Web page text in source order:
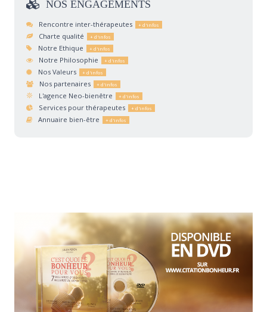
NOS ENGAGEMENTS
Rencontre inter-thérapeutes
Charte qualité
Notre Ethique
Notre Philosophie
Nos Valeurs
Nos partenaires
L'agence Neo-bienêtre
Services pour thérapeutes
Annuaire bien-être